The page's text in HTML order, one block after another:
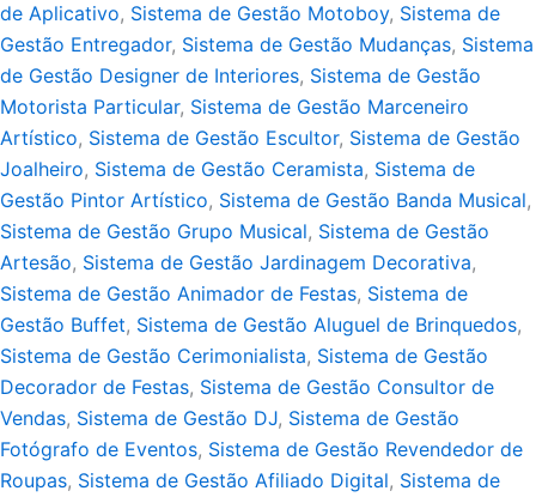
de Aplicativo, Sistema de Gestão Motoboy, Sistema de
Gestão Entregador, Sistema de Gestão Mudanças, Sistema
de Gestão Designer de Interiores, Sistema de Gestão
Motorista Particular, Sistema de Gestão Marceneiro
Artístico, Sistema de Gestão Escultor, Sistema de Gestão
Joalheiro, Sistema de Gestão Ceramista, Sistema de
Gestão Pintor Artístico, Sistema de Gestão Banda Musical,
Sistema de Gestão Grupo Musical, Sistema de Gestão
Artesão, Sistema de Gestão Jardinagem Decorativa,
Sistema de Gestão Animador de Festas, Sistema de
Gestão Buffet, Sistema de Gestão Aluguel de Brinquedos,
Sistema de Gestão Cerimonialista, Sistema de Gestão
Decorador de Festas, Sistema de Gestão Consultor de
Vendas, Sistema de Gestão DJ, Sistema de Gestão
Fotógrafo de Eventos, Sistema de Gestão Revendedor de
Roupas, Sistema de Gestão Afiliado Digital, Sistema de